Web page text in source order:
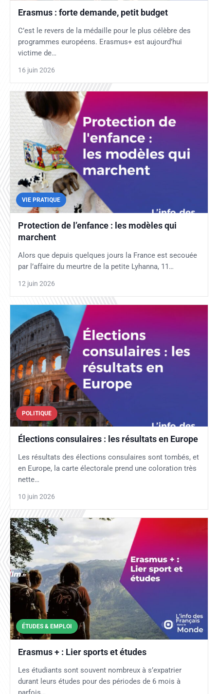
Erasmus : forte demande, petit budget
C’est le revers de la médaille pour le plus célèbre des
programmes européens. Erasmus+ est aujourd’hui
victime de…
16 juin 2026
VIE PRATIQUE
Protection de l’enfance : les modèles qui
marchent
Alors que depuis quelques jours la France est secouée
par l’affaire du meurtre de la petite Lyhanna, 11…
12 juin 2026
POLITIQUE
Élections consulaires : les résultats en Europe
Les résultats des élections consulaires sont tombés, et
en Europe, la carte électorale prend une coloration très
nette…
10 juin 2026
ÉTUDES & EMPLOI
Erasmus + : Lier sports et études
Les étudiants sont souvent nombreux à s’expatrier
durant leurs études pour des périodes de 6 mois à